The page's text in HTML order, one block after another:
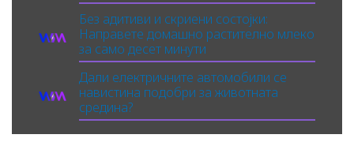
Без адитиви и скриени состојки:
Направете домашно растително млеко
за само десет минути
Дали електричните автомобили се
навистина подобри за животната
средина?